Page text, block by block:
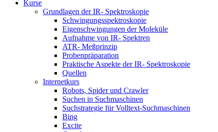
Kurse
Grundlagen der IR- Spektroskopie
Schwingungsspektroskopie
Eigenschwingungen der Moleküle
Aufnahme von IR- Spektren
ATR- Meßprinzip
Probenpräparation
Praktische Aspekte der IR- Spektroskopie
Quellen
Internetkurs
Robots, Spider und Crawler
Suchen in Suchmaschinen
Suchstrategie für Volltext-Suchmaschinen
Bing
Excite